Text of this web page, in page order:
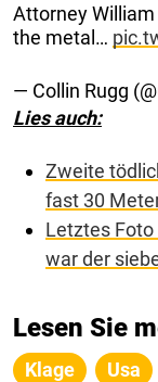
Attorney
the metal…
— Collin Rugg
Lies auch:
Zweite
fast 30
Letztes
war der
Lesen Sie
Klage Usa